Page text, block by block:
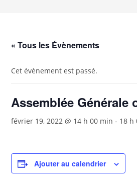
« Tous les Évènements
Cet évènement est passé.
Assemblée Générale
février 19, 2022 @ 14 h 00 min - 18 h
Ajouter au calendrier